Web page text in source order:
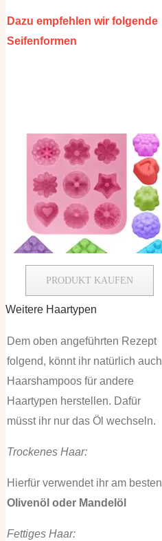
Dazu empfehlen wir folgende
Seifenformen
PRODUKT KAUFEN
Weitere Haartypen
Dem oben angeführten Rezept
folgend, könnt ihr natürlich auch
Haarshampoos für andere
Haartypen herstellen. Dafür
müsst ihr nur das Öl wechseln.
Trockenes Haar:
Hierfür verwendet ihr am besten
Olivenöl oder Mandelöl
Fettiges Haar: